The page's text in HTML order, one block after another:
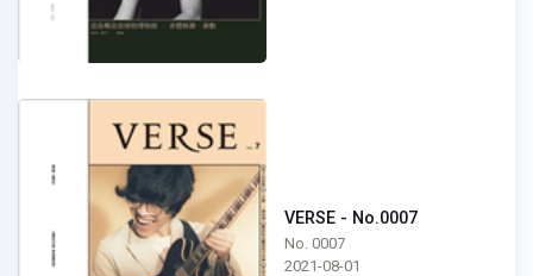
VERSE - No.0007
No. 0007
2021-08-01